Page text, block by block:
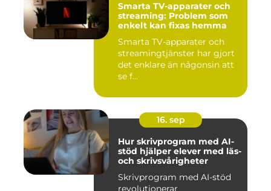
Smarta TV-apparater och
streaming: Problem som
enkelt kan fixas hemma
Smarta TV-apparater och
streamingtjänster har gjort
det enklare än någonsin att
se f...
16. sep
Hur skrivprogram med AI-
stöd hjälper elever med läs-
och skrivsvårigheter
Skrivprogram med AI-stöd
revolutionerar